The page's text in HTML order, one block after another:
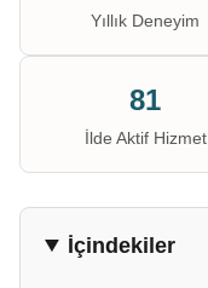
Yıllık Deneyim
81
İlde Aktif Hizmet
İçindekiler